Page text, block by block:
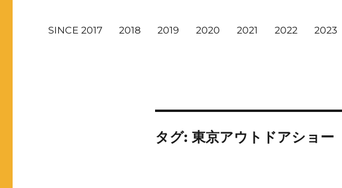
SINCE 2017 2018 2019 2020 2021 2022 2023
タグ: 東京アウトドアショー